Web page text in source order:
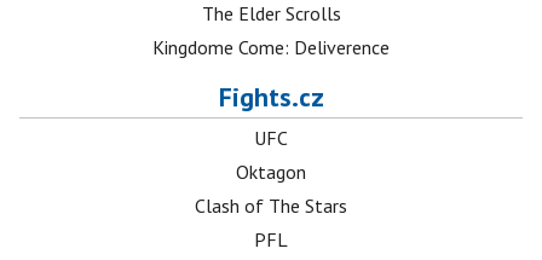
The Elder Scrolls
Kingdome Come: Deliverence
Fights.cz
UFC
Oktagon
Clash of The Stars
PFL